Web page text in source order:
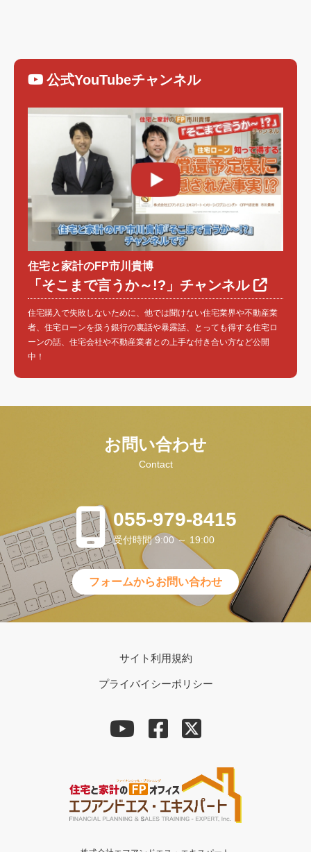
公式YouTubeチャンネル
住宅と家計のFP市川貴博
「そこまで言うか～!?」チャンネル
住宅購入で失敗しないために、他では聞けない住宅業界や不動産業
者、住宅ローンを扱う銀行の裏話や暴露話、とっても得する住宅ロ
ーンの話、住宅会社や不動産業者との上手な付き合い方など公開
中！
お問い合わせ
Contact
055-979-8415
受付時間 9:00 ～ 19:00
フォームからお問い合わせ
サイト利用規約
プライバイシーポリシー